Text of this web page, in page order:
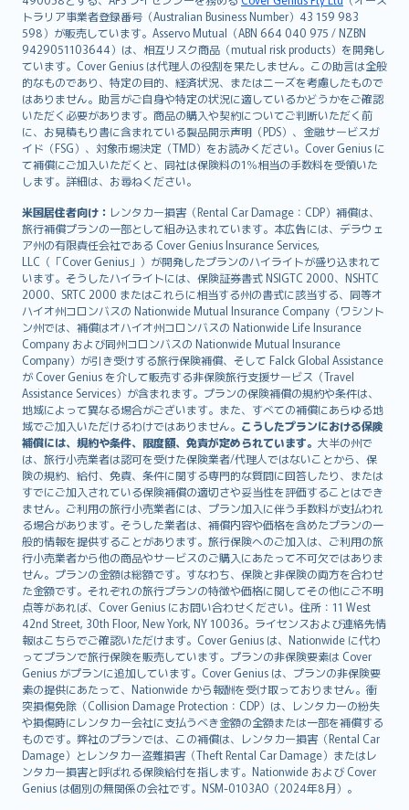
トラリア事業者登録番号（Australian Business Number）43 159 983
598）が販売しています。Asservo Mutual（ABN 664 040 975 / NZBN
9429051103644）は、相互リスク商品（mutual risk products）を開発し
ています。Cover Genius は代理人の役割を果たしません。この助言は全般
的なものであり、特定の目的、経済状況、またはニーズを考慮したもので
はありません。助言がご自身や特定の状況に適しているかどうかをご確認
いただく必要があります。商品の購入や契約についてご判断いただく前
に、お見積もり書に含まれている製品開示声明（PDS）、金融サービスガ
イド（FSG）、対象市場決定（TMD）をお読みください。Cover Genius に
て補償にご加入いただくと、同社は保険料の1％相当の手数料を受領いた
します。詳細は、お尋ねください。
米国居住者向け： レンタカー損害（Rental Car Damage：CDP）補償は、
旅行補償プランの一部として組み込まれています。本広告には、デラウェ
ア州の有限責任会社である Cover Genius Insurance Services,
LLC（「Cover Genius」）が開発したプランのハイライトが盛り込まれて
います。そうしたハイライトには、保険証券書式 NSIGTC 2000、NSHTC
2000、SRTC 2000 またはこれらに相当する州の書式に該当する、同等オ
ハイオ州コロンバスの Nationwide Mutual Insurance Company（ワシント
ン州では、補償はオハイオ州コロンバスの Nationwide Life Insurance
Company および同州コロンバスの Nationwide Mutual Insurance
Company）が引き受けする旅行保険補償、そして Falck Global Assistance
が Cover Genius を介して販売する非保険旅行支援サービス（Travel
Assistance Services）が含まれます。プランの保険補償の規約や条件は、
地域によって異なる場合がございます。また、すべての補償にあらゆる地
域でご加入いただけるわけではありません。 こうしたプランにおける保険
補償には、規約や条件、限度額、免責が定められています。 大半の州で
は、旅行小売業者は認可を受けた保険業者/代理人ではないことから、保
険の規約、給付、免責、条件に関する専門的な質問に回答したり、または
すでにご加入されている保険補償の適切さや妥当性を評価することはでき
ません。ご利用の旅行小売業者には、プラン加入に伴う手数料が支払われ
る場合があります。そうした業者は、補償内容や価格を含めたプランの一
般的情報を提供することがあります。旅行保険へのご加入は、ご利用の旅
行小売業者から他の商品やサービスのご購入にあたって不可欠ではありま
せん。プランの金額は総額です。すなわち、保険と非保険の両方を合わせ
た金額です。それぞれの旅行プランの特徴や価格に関してその他にご不明
点等があれば、Cover Genius にお問い合わせください。住所：11 West
42nd Street, 30th Floor, New York, NY 10036。ライセンスおよび連絡先情
報はこちらでご確認いただけます。Cover Genius は、Nationwide に代わ
ってプランで旅行保険を販売しています。プランの非保険要素は Cover
Genius がプランに追加しています。Cover Genius は、プランの非保険要
素の提供にあたって、Nationwide から報酬を受け取っておりません。衝
突損傷免除（Collision Damage Protection：CDP）は、レンタカーの紛失
や損傷時にレンタカー会社に支払うべき金額の全額または一部を補償する
ものです。弊社のプランでは、この補償は、レンタカー損害（Rental Car
Damage）とレンタカー盗難損害（Theft Rental Car Damage）またはレ
ンタカー損害と呼ばれる保険給付を指します。Nationwide および Cover
Genius は個別の無関係の会社です。NSM-0103AO（2024年8月）。
한국어
dansk
norsk
suomi
العربيّة
Türkçe
česky
Русский
български
català
Hrvatski
eesti
Ελληνικά
Magyar
Íslenska
Bahasa Indonesia
latviešu
Lietuviškai
Bahasa Melayu
Română
српски
Slovensky
Slovenščina
Українська
Tiếng Việt